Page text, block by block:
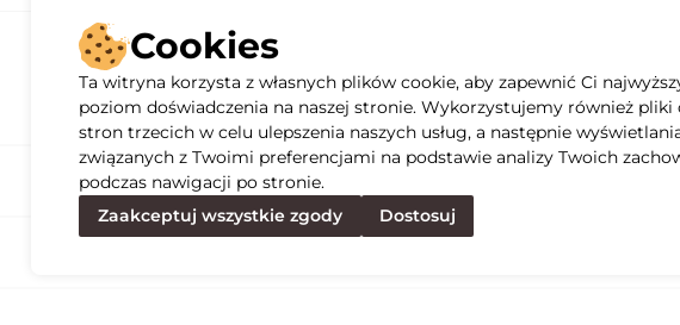
Cookies
Ta witryna korzysta z własnych plików cookie, aby zapewnić Ci
poziom doświadczenia na naszej stronie. Wykorzystujemy również pliki
stron trzecich w celu ulepszenia naszych usług, a następnie
związanych z Twoimi preferencjami na podstawie analizy Twoich
podczas nawigacji po stronie.
Zaakceptuj wszystkie zgody
Dostosuj